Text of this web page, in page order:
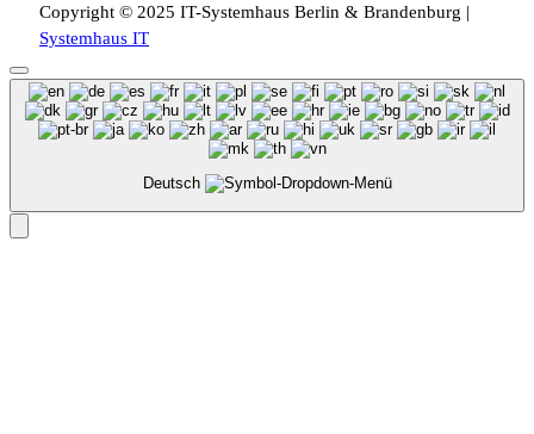
Copyright © 2025 IT-Systemhaus Berlin & Brandenburg |
Systemhaus IT
Deutsch